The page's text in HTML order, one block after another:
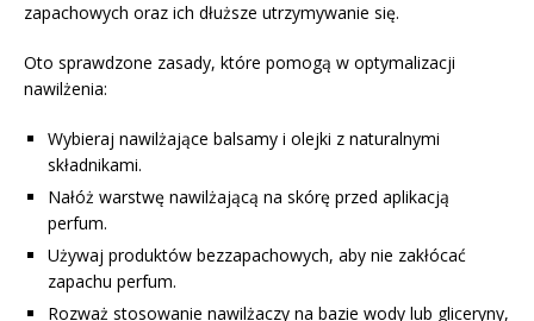
zapachowych oraz ich dłuższe utrzymywanie się.
Oto sprawdzone zasady, które pomogą w optymalizacji
nawilżenia:
Wybieraj nawilżające balsamy i olejki z naturalnymi
składnikami.
Nałóż warstwę nawilżającą na skórę przed aplikacją
perfum.
Używaj produktów bezzapachowych, aby nie zakłócać
zapachu perfum.
Rozważ stosowanie nawilżaczy na bazie wody lub gliceryny,